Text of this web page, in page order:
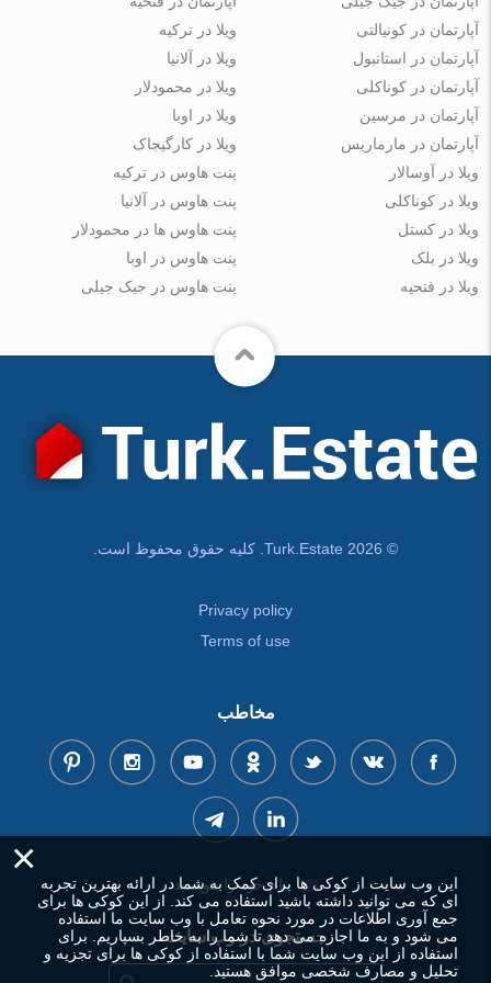
آپارتمان در کونیالتی
آپارتمان در استانبول
آپارتمان در کوناکلی
آپارتمان در مرسین
آپارتمان در مارماریس
ویلا در ترکیه
ویلا در آلانیا
ویلا در محمودلار
ویلا در اوبا
ویلا در کارگیجاک
ویلا در آوسالار
ویلا در کوناکلی
ویلا در کستل
ویلا در بلک
ویلا در فتحیه
پنت هاوس در ترکیه
پنت هاوس در آلانیا
پنت هاوس ها در محمودلار
پنت هاوس در اوبا
پنت هاوس در جیک جیلی
© Turk.Estate 2026. کلیه حقوق محفوظ است.
Privacy policy
Terms of use
مخاطب
پیام خود را بنویسید
جستجوی در وب سایت
×
این وب سایت از کوکی ها برای کمک به شما در ارائه بهترین تجربه
ای که می توانید داشته باشید استفاده می کند. از این کوکی ها برای
جمع آوری اطلاعات در مورد نحوه تعامل با وب سایت ما استفاده
می شود و به ما اجازه می دهد تا شما را به خاطر بسپاریم. برای
استفاده از این وب سایت شما با استفاده از کوکی ها برای تجزیه و
تحلیل و مصارف شخصی موافق هستید.